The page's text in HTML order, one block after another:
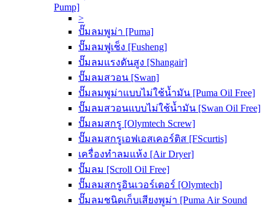
Pump]
>
ปั๊มลมพูม่า [Puma]
ปั๊มลมฟูเช็ง [Fusheng]
ปั๊มลมแรงดันสูง [Shangair]
ปั๊มลมสวอน [Swan]
ปั๊มลมพูม่าแบบไม่ใช้น้ำมัน [Puma Oil Free]
ปั๊มลมสวอนแบบไม่ใช้น้ำมัน [Swan Oil Free]
ปั๊มลมสกรู [Olymtech Screw]
ปั๊มลมสกรูเอฟเอสเคอร์ติส [FScurtis]
เครื่องทำลมแห้ง [Air Dryer]
ปั๊มลม [Scroll Oil Free]
ปั๊มลมสกรูอินเวอร์เตอร์ [Olymtech]
ปั๊มลมชนิดเก็บเสียงพูม่า [Puma Air Sound